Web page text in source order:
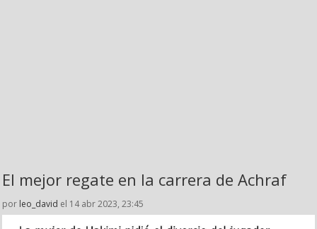
El mejor regate en la carrera de Achraf
por leo_david el 14 abr 2023, 23:45